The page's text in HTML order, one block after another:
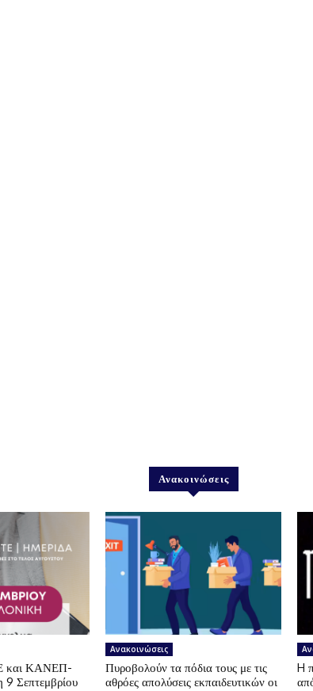
Ανακοινώσεις
και ΚΑΝΕΠ-
9 Σεπτεμβρίου
Ανακοινώσεις
Πυροβολούν τα πόδια τους με τις
αθρόες απολύσεις εκπαιδευτικών οι
H